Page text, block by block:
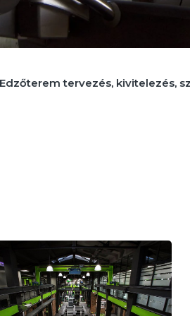
tervezés, kivitelezés, szerviz